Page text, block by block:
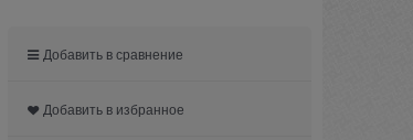
Добавить в сравнение
Добавить в избранное